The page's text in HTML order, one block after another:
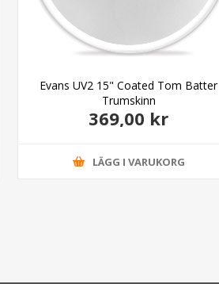
Evans UV2 15" Coated Tom Batter
Trumskinn
369,00 kr
LÄGG I VARUKORG